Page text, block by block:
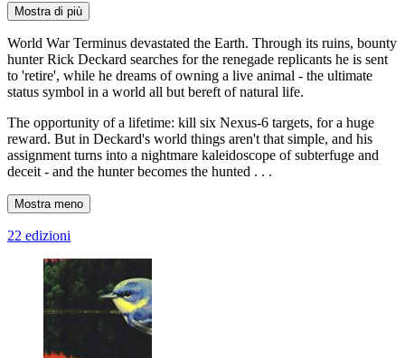
Mostra di più
World War Terminus devastated the Earth. Through its ruins, bounty
hunter Rick Deckard searches for the renegade replicants he is sent
to 'retire', while he dreams of owning a live animal - the ultimate
status symbol in a world all but bereft of natural life.
The opportunity of a lifetime: kill six Nexus-6 targets, for a huge
reward. But in Deckard's world things aren't that simple, and his
assignment turns into a nightmare kaleidoscope of subterfuge and
deceit - and the hunter becomes the hunted . . .
Mostra meno
22 edizioni